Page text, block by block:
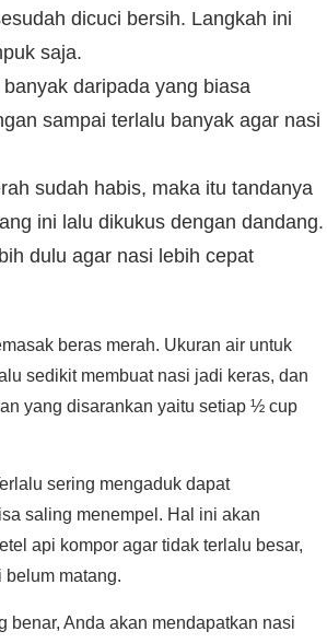
dicuci bersih. Langkah ini
saja.
daripada yang biasa
sampai terlalu banyak agar nasi
sudah habis, maka itu tandanya
ini lalu dikukus dengan dandang.
dulu agar nasi lebih cepat
beras merah. Ukuran air untuk
sedikit membuat nasi jadi keras, dan
yang disarankan yaitu setiap ½ cup
sering mengaduk dapat
saling menempel. Hal ini akan
api kompor agar tidak terlalu besar,
matang.
benar, Anda akan mendapatkan nasi